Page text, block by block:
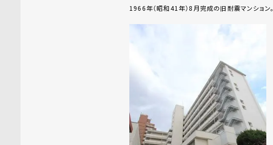
1966年（昭和41年）8月完成の旧耐震マンション。